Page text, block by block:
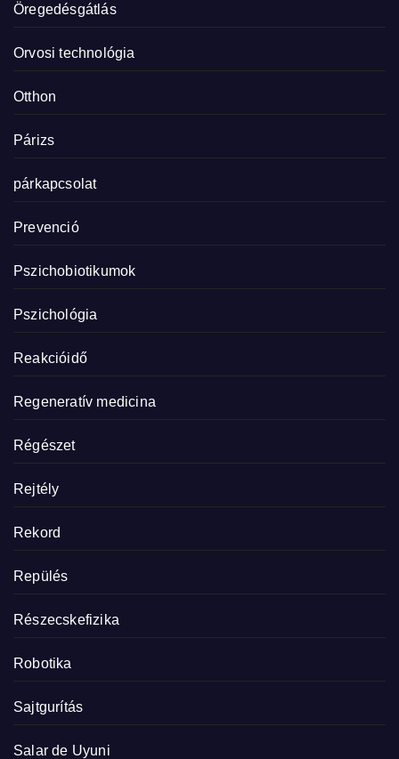
Öregedésgátlás
Orvosi technológia
Otthon
Párizs
párkapcsolat
Prevenció
Pszichobiotikumok
Pszichológia
Reakcióidő
Regeneratív medicina
Régészet
Rejtély
Rekord
Repülés
Részecskefizika
Robotika
Sajtgurítás
Salar de Uyuni